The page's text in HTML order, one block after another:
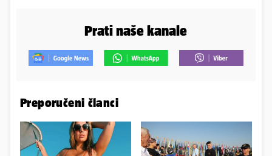
Prati naše kanale
Preporučeni članci